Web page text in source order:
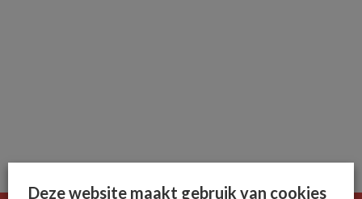
Deze website maakt gebruik van cookies